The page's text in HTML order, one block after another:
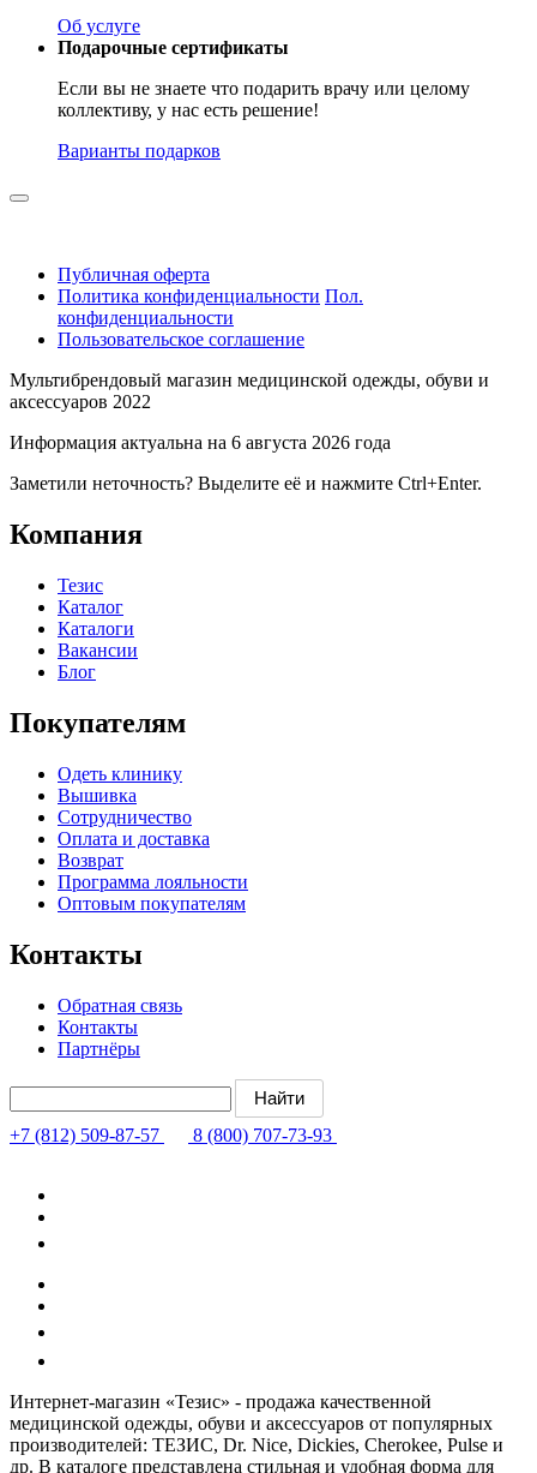
Об услуге
Подарочные сертификаты
Если вы не знаете что подарить врачу или целому
коллективу, у нас есть решение!
Варианты подарков
Публичная оферта
Политика конфиденциальности Пол.
конфиденциальности
Пользовательское соглашение
Мультибрендовый магазин медицинской одежды, обуви и
аксессуаров 2022
Информация актуальна на 6 августа 2026 года
Заметили неточность? Выделите её и нажмите Ctrl+Enter.
Компания
Тезис
Каталог
Каталоги
Вакансии
Блог
Покупателям
Одеть клинику
Вышивка
Сотрудничество
Оплата и доставка
Возврат
Программа лояльности
Оптовым покупателям
Контакты
Обратная связь
Контакты
Партнёры
+7 (812) 509-87-57 8 (800) 707-73-93
Интернет-магазин «Тезис» - продажа качественной
медицинской одежды, обуви и аксессуаров от популярных
производителей: ТЕЗИС, Dr. Nice, Dickies, Cherokee, Pulse и
др. В каталоге представлена стильная и удобная форма для